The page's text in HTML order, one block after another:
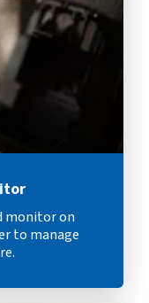
monitor on
to manage